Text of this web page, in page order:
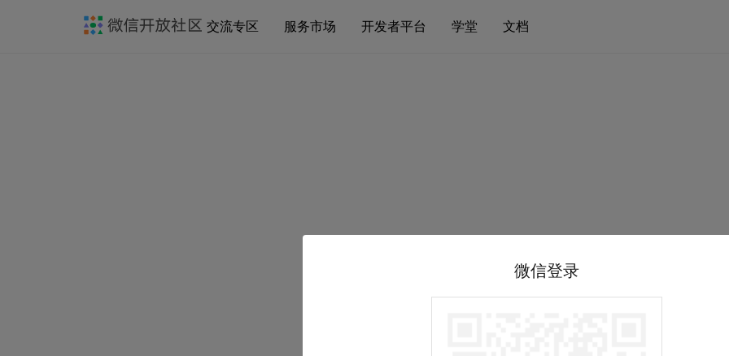
交流专区 服务市场 开发者平台 学堂 文档
微信登录